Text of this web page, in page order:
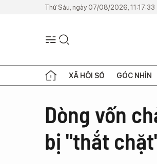
Thứ Sáu, ngày 07/08/2026, 11:17:33
XÃ HỘI SỐ GÓC NHÌN
Dòng vốn
bị "thắt